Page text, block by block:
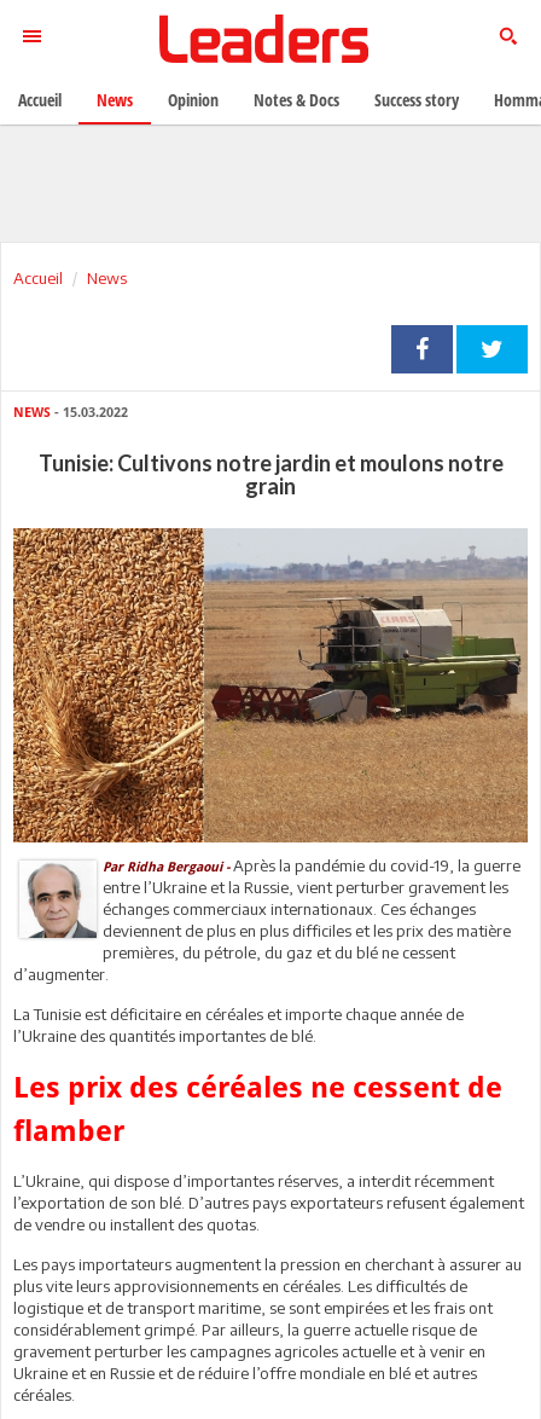
Accueil News
NEWS - 15.03.2022
Tunisie: Cultivons notre jardin et moulons notre
grain
Par Ridha Bergaoui -Après la pandémie du covid-19, la guerre
entre l’Ukraine et la Russie, vient perturber gravement les
échanges commerciaux internationaux. Ces échanges
deviennent de plus en plus difficiles et les prix des matière
premières, du pétrole, du gaz et du blé ne cessent
d’augmenter.
La Tunisie est déficitaire en céréales et importe chaque année de
l’Ukraine des quantités importantes de blé.
Les prix des céréales ne cessent de
flamber
L’Ukraine, qui dispose d’importantes réserves, a interdit récemment
l’exportation de son blé. D’autres pays exportateurs refusent également
de vendre ou installent des quotas.
Les pays importateurs augmentent la pression en cherchant à assurer au
plus vite leurs approvisionnements en céréales. Les difficultés de
logistique et de transport maritime, se sont empirées et les frais ont
considérablement grimpé. Par ailleurs, la guerre actuelle risque de
gravement perturber les campagnes agricoles actuelle et à venir en
Ukraine et en Russie et de réduire l’offre mondiale en blé et autres
céréales.
Accueil News Opinion Notes & Docs Success story